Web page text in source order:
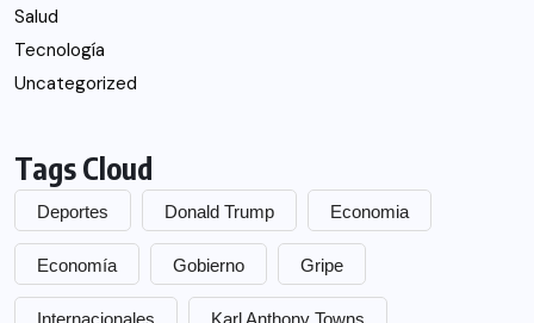
Salud
Tecnología
Uncategorized
Tags Cloud
Deportes Donald Trump Economia
Economía Gobierno Gripe